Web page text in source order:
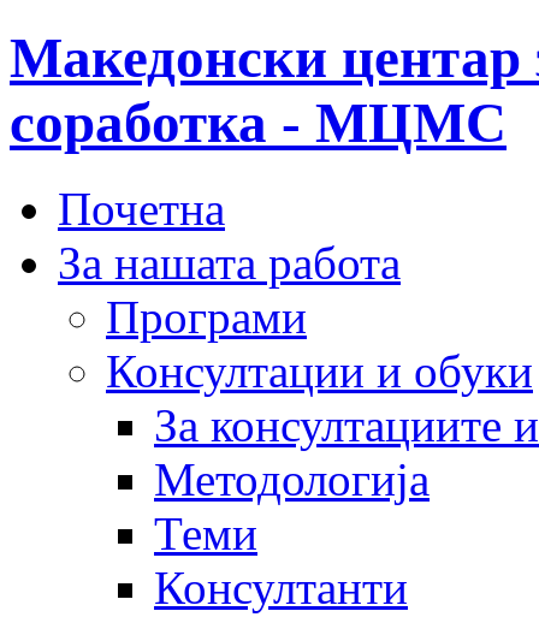
Македонски центар
соработка - МЦМС
Почетна
За нашата работа
Програми
Консултации и обуки
За консултациите
Методологија
Теми
Консултанти